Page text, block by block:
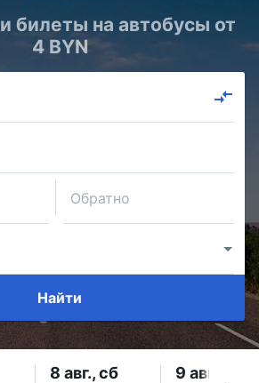
билеты на автобусы от
4 BYN
Обратно
Найти
8 авг., сб 9 авг., вс